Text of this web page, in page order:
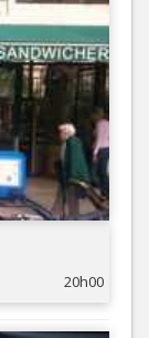
20h00